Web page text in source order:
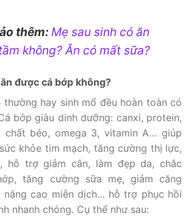
thêm: Mẹ sau sinh có ăn
không? Ăn có mất sữa?
được cá bớp không?
thường hay sinh mổ đều hoàn toàn có
bớp giàu dinh dưỡng: canxi, protein,
chất béo, omega 3, vitamin A… giúp
khỏe tim mạch, tăng cường thị lực,
hỗ trợ giảm cân, làm đẹp da, chắc
tăng cường sữa mẹ, giảm căng
nâng cao miễn dịch… hỗ trợ phục hồi
nhanh chóng. Cụ thể như sau: